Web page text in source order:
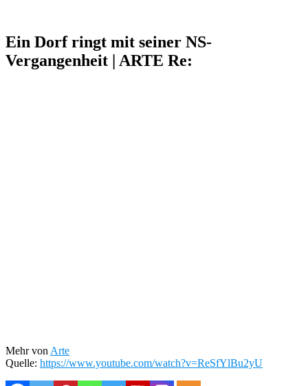
Ein Dorf ringt mit seiner NS-
Vergangenheit | ARTE Re:
Mehr von Arte
Quelle: https://www.youtube.com/watch?v=ReSfYlBu2yU